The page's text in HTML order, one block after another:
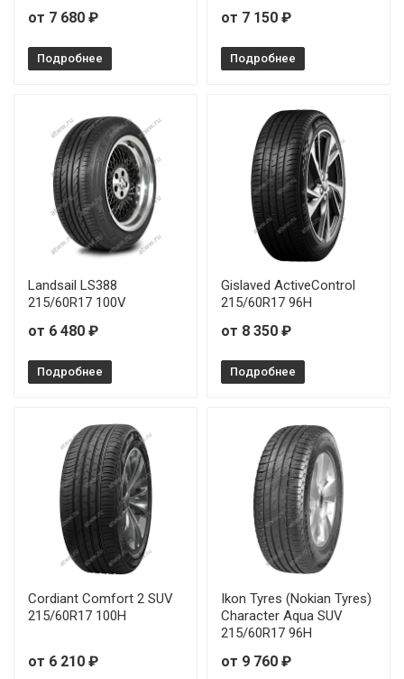
от 7 680 ₽
Подробнее
от 7 150 ₽
Подробнее
Landsail LS388
215/60R17 100V
от 6 480 ₽
Подробнее
Gislaved ActiveControl
215/60R17 96H
от 8 350 ₽
Подробнее
Cordiant Comfort 2 SUV
215/60R17 100H
от 6 210 ₽
Ikon Tyres (Nokian Tyres)
Character Aqua SUV
215/60R17 96H
от 9 760 ₽